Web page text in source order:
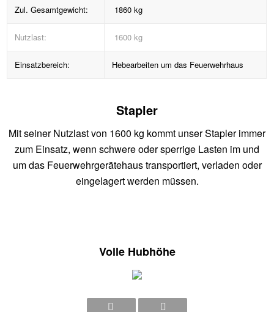
Zul. Gesamtgewicht: 1860 kg
Nutzlast: 1600 kg
Einsatzbereich: Hebearbeiten um das Feuerwehrhaus
Stapler
Mit seiner Nutzlast von 1600 kg kommt unser Stapler immer
zum Einsatz, wenn schwere oder sperrige Lasten im und
um das Feuerwehrgerätehaus transportiert, verladen oder
eingelagert werden müssen.
Volle Hubhöhe